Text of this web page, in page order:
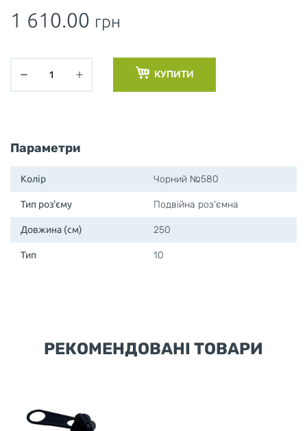
1 610.00 грн
КУПИТИ
Параметри
Колір Чорний №580
Тип роз'єму Подвійна роз'ємна
Довжина (см) 250
Тип 10
РЕКОМЕНДОВАНІ ТОВАРИ